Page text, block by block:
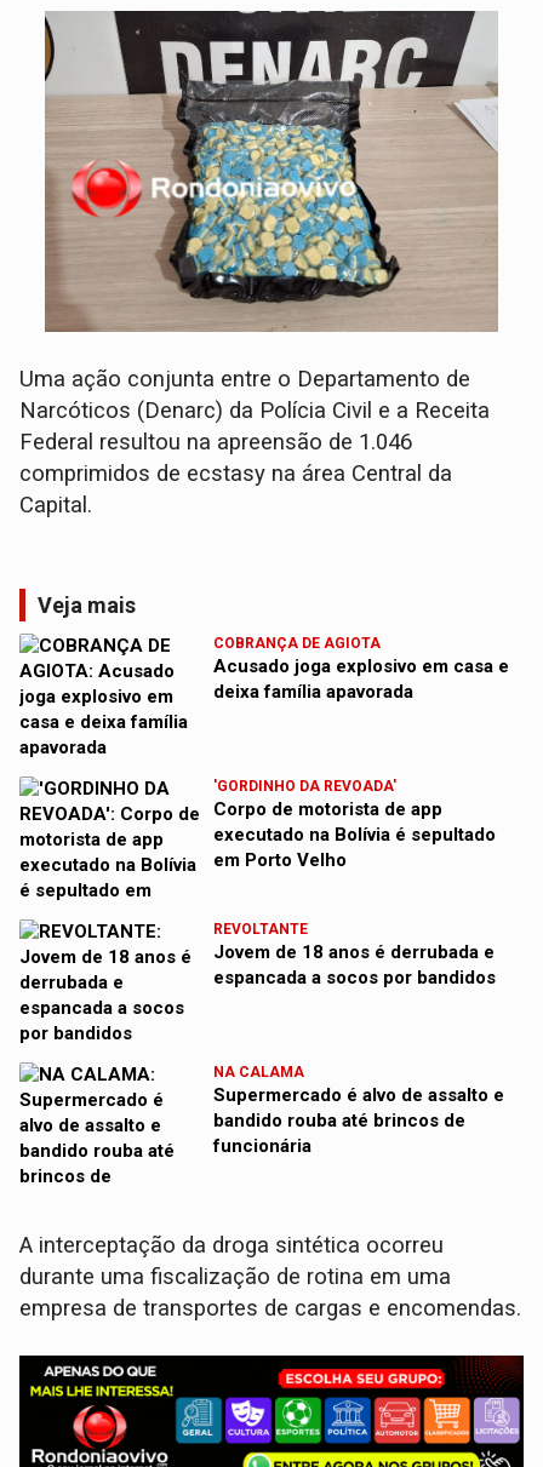
Uma ação conjunta entre o Departamento de
Narcóticos (Denarc) da Polícia Civil e a Receita
Federal resultou na apreensão de 1.046
comprimidos de ecstasy na área Central da
Capital.
Veja mais
COBRANÇA DE AGIOTA
Acusado joga explosivo em casa e
deixa família apavorada
'GORDINHO DA REVOADA'
Corpo de motorista de app
executado na Bolívia é sepultado
em Porto Velho
REVOLTANTE
Jovem de 18 anos é derrubada e
espancada a socos por bandidos
NA CALAMA
Supermercado é alvo de assalto e
bandido rouba até brincos de
funcionária
A interceptação da droga sintética ocorreu
durante uma fiscalização de rotina em uma
empresa de transportes de cargas e encomendas.